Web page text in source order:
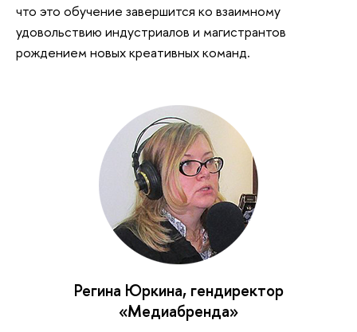
что это обучение завершится ко взаимному
удовольствию индустриалов и магистрантов
рождением новых креативных команд.
Регина Юркина, гендиректор
«Медиабренда»